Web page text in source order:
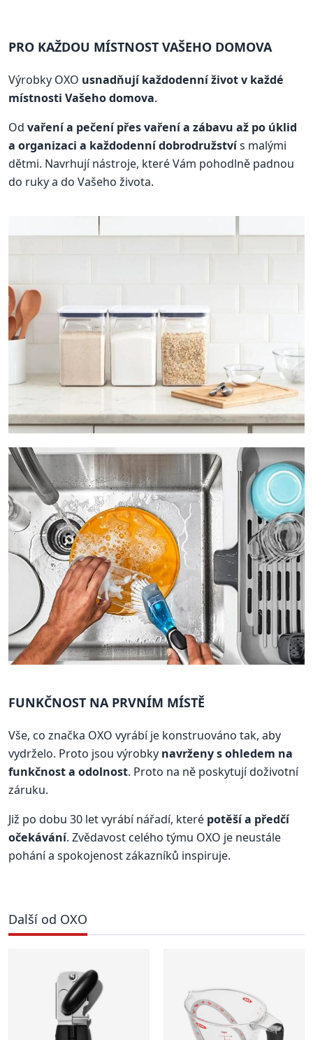
PRO KAŽDOU MÍSTNOST VAŠEHO DOMOVA
Výrobky OXO usnadňují každodenní život v každé
místnosti Vašeho domova.
Od vaření a pečení přes vaření a zábavu až po úklid
a organizaci a každodenní dobrodružstvís malými
dětmi. Navrhují nástroje, které Vám pohodlně padnou
do ruky a do Vašeho života.
FUNKČNOST NA PRVNÍM MÍSTĚ
Vše, co značka OXO vyrábí je konstruováno tak, aby
vydrželo. Proto jsou výrobky navrženy s ohledem na
funkčnost a odolnost. Proto na ně poskytují doživotní
záruku.
Již po dobu 30 let vyrábí nářadí, které potěší a předčí
očekávání. Zvědavost celého týmu OXO je neustále
pohání a spokojenost zákazníků inspiruje.
Další od OXO